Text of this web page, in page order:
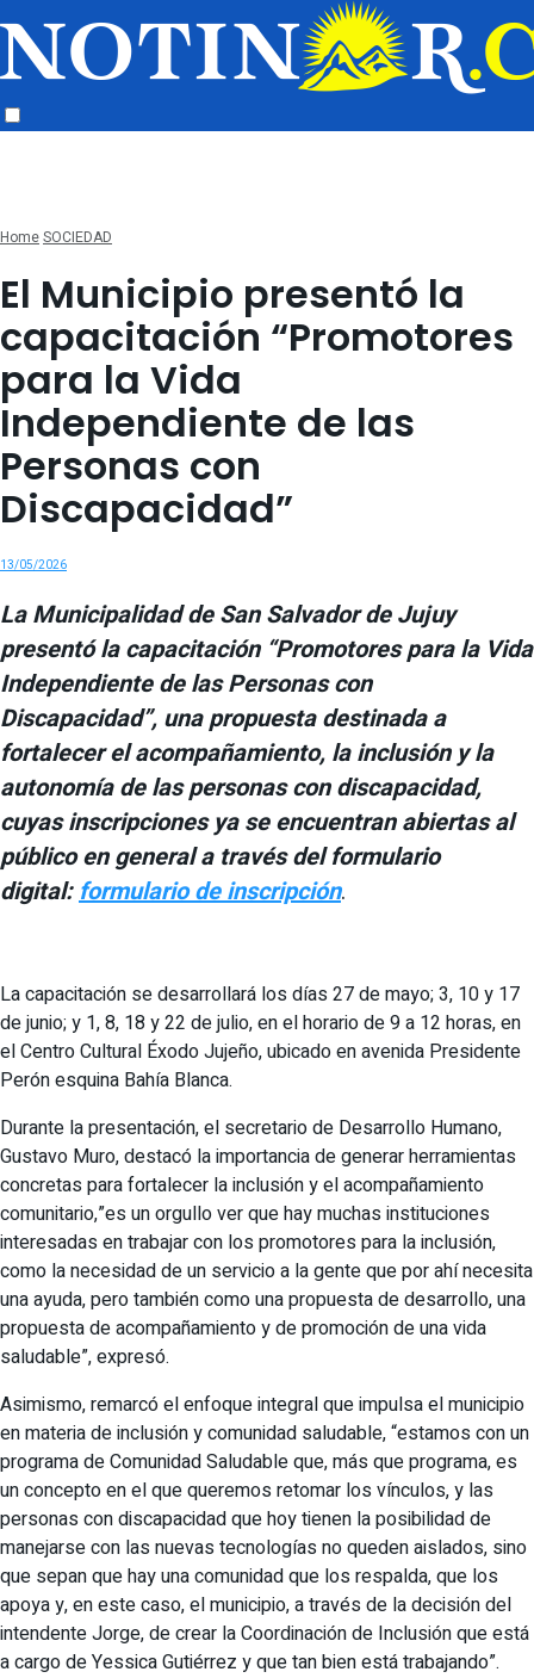
HomeSOCIEDAD
El Municipio presentó la
capacitación “Promotores
para la Vida
Independiente de las
Personas con
Discapacidad”
13/05/2026
La Municipalidad de San Salvador de Jujuy
presentó la capacitación “Promotores para la Vida
Independiente de las Personas con
Discapacidad”, una propuesta destinada a
fortalecer el acompañamiento, la inclusión y la
autonomía de las personas con discapacidad,
cuyas inscripciones ya se encuentran abiertas al
público en general a través del formulario
digital:formulario de inscripción.
La capacitación se desarrollará los días 27 de mayo; 3, 10 y 17
de junio; y 1, 8, 18 y 22 de julio, en el horario de 9 a 12 horas, en
el Centro Cultural Éxodo Jujeño, ubicado en avenida Presidente
Perón esquina Bahía Blanca.
Durante la presentación, el secretario de Desarrollo Humano,
Gustavo Muro, destacó la importancia de generar herramientas
concretas para fortalecer la inclusión y el acompañamiento
comunitario,”es un orgullo ver que hay muchas instituciones
interesadas en trabajar con los promotores para la inclusión,
como la necesidad de un servicio a la gente que por ahí necesita
una ayuda, pero también como una propuesta de desarrollo, una
propuesta de acompañamiento y de promoción de una vida
saludable”, expresó.
Asimismo, remarcó el enfoque integral que impulsa el municipio
en materia de inclusión y comunidad saludable, “estamos con un
programa de Comunidad Saludable que, más que programa, es
un concepto en el que queremos retomar los vínculos, y las
personas con discapacidad que hoy tienen la posibilidad de
manejarse con las nuevas tecnologías no queden aislados, sino
que sepan que hay una comunidad que los respalda, que los
apoya y, en este caso, el municipio, a través de la decisión del
intendente Jorge, de crear la Coordinación de Inclusión que está
a cargo de Yessica Gutiérrez y que tan bien está trabajando”.